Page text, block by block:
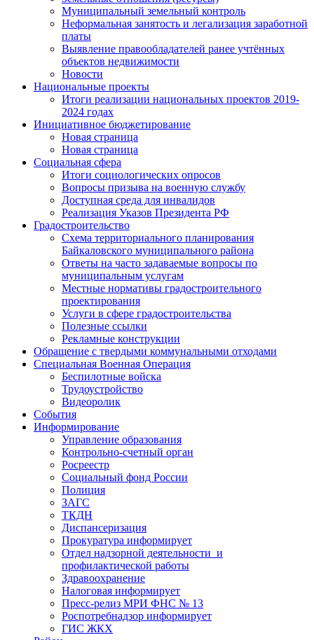
Муниципальный земельный контроль
Неформальная занятость и легализация заработной
платы
Выявление правообладателей ранее учтённых
объектов недвижимости
Новости
Национальные проекты
Итоги реализации национальных проектов 2019-
2024 годах
Инициативное бюджетирование
Новая страница
Новая страница
Социальная сфера
Итоги социологических опросов
Вопросы призыва на военную службу
Доступная среда для инвалидов
Реализация Указов Президента РФ
Градостроительство
Схема территориального планирования
Байкаловского муниципального района
Ответы на часто задаваемые вопросы по
муниципальным услугам
Местные нормативы градостроительного
проектирования
Услуги в сфере градостроительства
Полезные ссылки
Рекламные конструкции
Обращение с твердыми коммунальными отходами
Специальная Военная Операция
Беспилотные войска
Трудоустройство
Видеоролик
События
Информирование
Управление образования
Контрольно-счетный орган
Росреестр
Социальный фонд России
Полиция
ЗАГС
ТКДН
Диспансеризация
Прокуратура информирует
Отдел надзорной деятельности и
профилактической работы
Здравоохранение
Налоговая информирует
Пресс-релиз МРИ ФНС № 13
Роспотребнадзор информирует
ГИС ЖКХ